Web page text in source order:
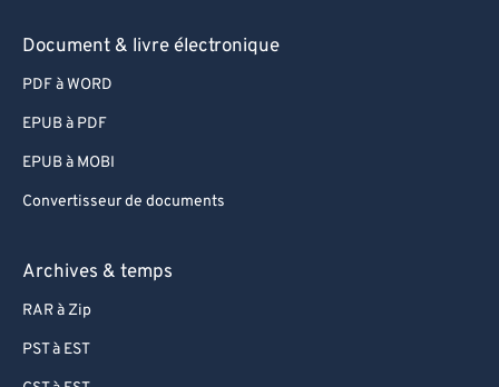
Document & livre électronique
PDF à WORD
EPUB à PDF
EPUB à MOBI
Convertisseur de documents
Archives & temps
RAR à Zip
PST à EST